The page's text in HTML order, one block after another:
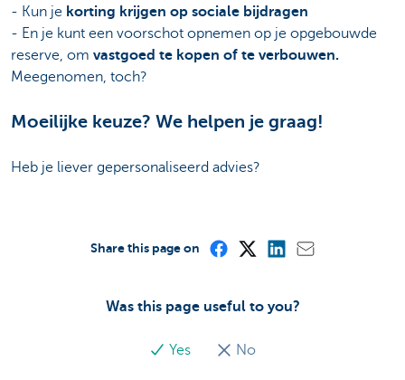
- Kun je korting krijgen op sociale bijdragen
- En je kunt een voorschot opnemen op je opgebouwde
reserve, om vastgoed te kopen of te verbouwen.
Meegenomen, toch?
Moeilijke keuze? We helpen je graag!
Heb je liever gepersonaliseerd advies?
Was this page useful to you?
Yes No
Share this page on